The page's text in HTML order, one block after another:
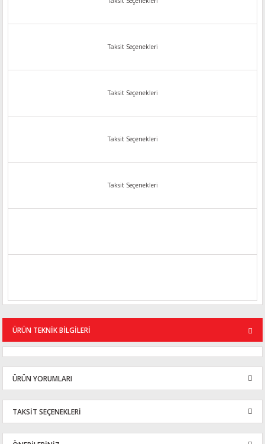
Taksit Seçenekleri
Taksit Seçenekleri
Taksit Seçenekleri
Taksit Seçenekleri
ÜRÜN TEKNİK BİLGİLERİ
ÜRÜN YORUMLARI
Bu ürüne ilk yorumu siz yapın!
TAKSİT SEÇENEKLERİ